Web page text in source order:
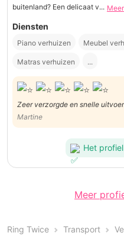
buitenland? Een delicaat v... Meer
Diensten
Piano verhuizen Meubel
Matras verhuizen ...
Zeer verzorgde en snelle
Martine
Het
Meer
Ring Twice Transport